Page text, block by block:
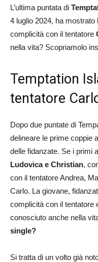
L’ultima puntata di
4 luglio 2024, ha mostrato
complicità con il tentatore
nella vita? Scopriamolo
Temptation
tentatore
Dopo due puntate di
delineare le prime coppie
delle fidanzate. Se i primi
Ludovica e Christian,
con il tentatore Andrea,
Carlo. La giovane,
complicità con il tentatore
conosciuto anche nella
single?
Si tratta di un volto già